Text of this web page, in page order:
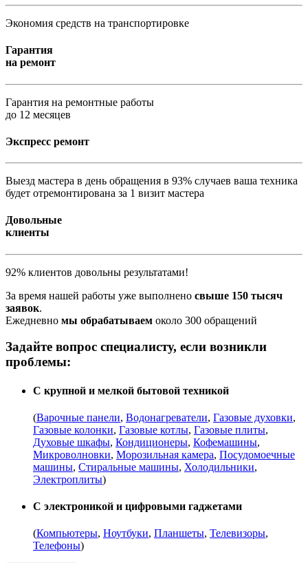
Экономия средств на транспортировке
Гарантия
на ремонт
Гарантия на ремонтные работы
до 12 месяцев
Экспресс ремонт
Выезд мастера в день обращения в 93% случаев ваша техника
будет отремонтирована за 1 визит мастера
Довольные
клиенты
92% клиентов довольны результатами!
За время нашей работы уже выполнено свыше 150 тысяч
заявок.
Ежедневно мы обрабатываем около 300 обращений
Задайте вопрос специалисту, если возникли
проблемы:
С крупной и мелкой бытовой техникой
(Варочные панели, Водонагреватели, Газовые духовки,
Газовые колонки, Газовые котлы, Газовые плиты,
Духовые шкафы, Кондиционеры, Кофемашины,
Микроволновки, Морозильная камера, Посудомоечные
машины, Стиральные машины, Холодильники,
Электроплиты)
С электроникой и цифровыми гаджетами
(Компьютеры, Ноутбуки, Планшеты, Телевизоры,
Телефоны)